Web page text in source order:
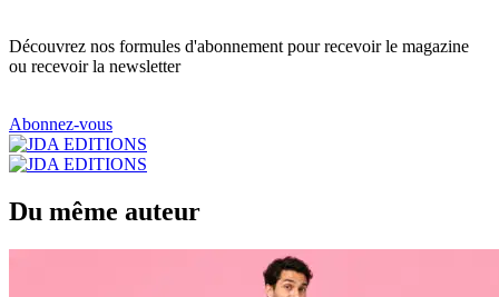
Découvrez nos formules d'abonnement pour recevoir le magazine
ou recevoir la newsletter
Abonnez-vous
Du même auteur